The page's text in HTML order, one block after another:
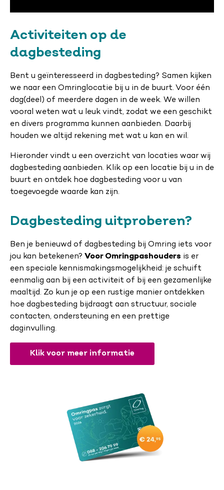
Activiteiten op de
dagbesteding
Bent u geïnteresseerd in dagbesteding? Samen kijken
we naar een Omringlocatie bij u in de buurt. Voor één
dag(deel) of meerdere dagen in de week. We willen
vooral weten wat u leuk vindt, zodat we een geschikt
en divers programma kunnen aanbieden. Daarbij
houden we altijd rekening met wat u kan en wil.
Hieronder vindt u een overzicht van locaties waar wij
dagbesteding aanbieden. Klik op een locatie bij u in de
buurt en ontdek hoe dagbesteding voor u van
toegevoegde waarde kan zijn.
Dagbesteding uitproberen?
Ben je benieuwd of dagbesteding bij Omring iets voor
jou kan betekenen? Voor Omringpashouders is er
een speciale kennismakingsmogelijkheid: je schuift
eenmalig aan bij een activiteit of bij een gezamenlijke
maaltijd. Zo kun je op een rustige manier ontdekken
hoe dagbesteding bijdraagt aan structuur, sociale
contacten, ondersteuning en een prettige
daginvulling.
Klik voor meer informatie